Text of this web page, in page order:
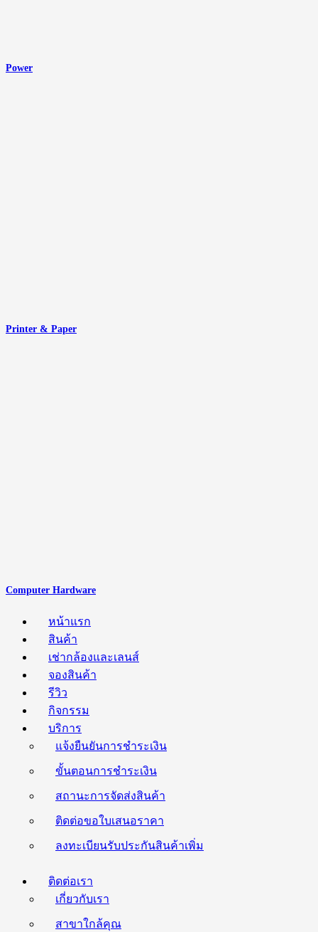
Power
Printer & Paper
Computer Hardware
หน้าแรก
สินค้า
เช่ากล้องและเลนส์
จองสินค้า
รีวิว
กิจกรรม
บริการ
แจ้งยืนยันการชำระเงิน
ขั้นตอนการชำระเงิน
สถานะการจัดส่งสินค้า
ติดต่อขอใบเสนอราคา
ลงทะเบียนรับประกันสินค้าเพิ่ม
ติดต่อเรา
เกี่ยวกับเรา
สาขาใกล้คุณ